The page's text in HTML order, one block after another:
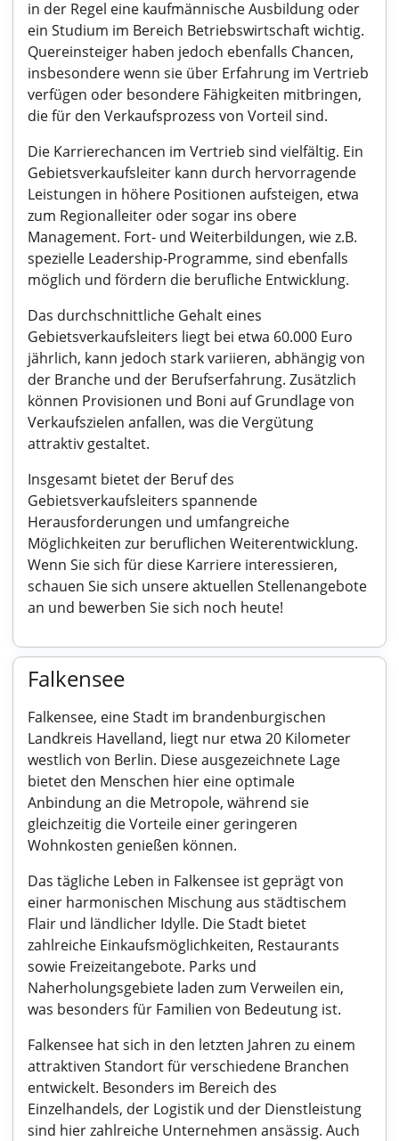
in der Regel eine kaufmännische Ausbildung oder
ein Studium im Bereich Betriebswirtschaft wichtig.
Quereinsteiger haben jedoch ebenfalls Chancen,
insbesondere wenn sie über Erfahrung im Vertrieb
verfügen oder besondere Fähigkeiten mitbringen,
die für den Verkaufsprozess von Vorteil sind.
Die Karrierechancen im Vertrieb sind vielfältig. Ein
Gebietsverkaufsleiter kann durch hervorragende
Leistungen in höhere Positionen aufsteigen, etwa
zum Regionalleiter oder sogar ins obere
Management. Fort- und Weiterbildungen, wie z.B.
spezielle Leadership-Programme, sind ebenfalls
möglich und fördern die berufliche Entwicklung.
Das durchschnittliche Gehalt eines
Gebietsverkaufsleiters liegt bei etwa 60.000 Euro
jährlich, kann jedoch stark variieren, abhängig von
der Branche und der Berufserfahrung. Zusätzlich
können Provisionen und Boni auf Grundlage von
Verkaufszielen anfallen, was die Vergütung
attraktiv gestaltet.
Insgesamt bietet der Beruf des
Gebietsverkaufsleiters spannende
Herausforderungen und umfangreiche
Möglichkeiten zur beruflichen Weiterentwicklung.
Wenn Sie sich für diese Karriere interessieren,
schauen Sie sich unsere aktuellen Stellenangebote
an und bewerben Sie sich noch heute!
Falkensee
Falkensee, eine Stadt im brandenburgischen
Landkreis Havelland, liegt nur etwa 20 Kilometer
westlich von Berlin. Diese ausgezeichnete Lage
bietet den Menschen hier eine optimale
Anbindung an die Metropole, während sie
gleichzeitig die Vorteile einer geringeren
Wohnkosten genießen können.
Das tägliche Leben in Falkensee ist geprägt von
einer harmonischen Mischung aus städtischem
Flair und ländlicher Idylle. Die Stadt bietet
zahlreiche Einkaufsmöglichkeiten, Restaurants
sowie Freizeitangebote. Parks und
Naherholungsgebiete laden zum Verweilen ein,
was besonders für Familien von Bedeutung ist.
Falkensee hat sich in den letzten Jahren zu einem
attraktiven Standort für verschiedene Branchen
entwickelt. Besonders im Bereich des
Einzelhandels, der Logistik und der Dienstleistung
sind hier zahlreiche Unternehmen ansässig. Auch